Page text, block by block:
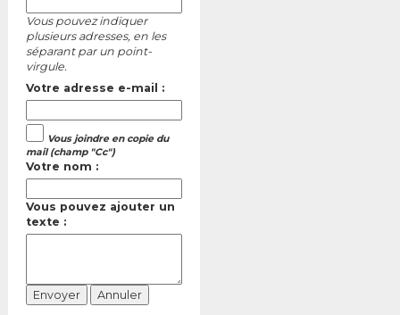
Vous pouvez indiquer
plusieurs adresses, en les
séparant par un point-
virgule.
Votre adresse e-mail :
Vous joindre en copie du
mail (champ "Cc")
Votre nom :
Vous pouvez ajouter un
texte :